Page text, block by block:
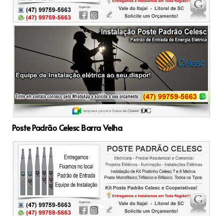
Poste Padrão Celesc Barra Velha